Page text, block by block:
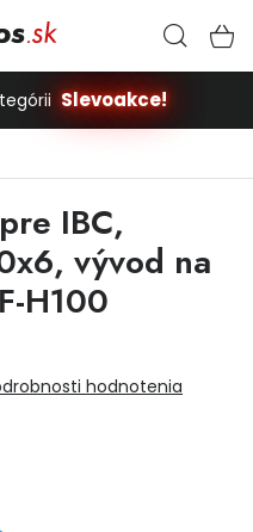
Slevoakce!
IBC,
vývod na
H100
hodnotenia